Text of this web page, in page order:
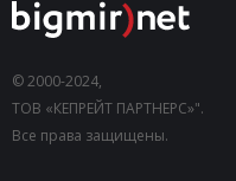
© 2000-2024,
ТОВ «КЕПРЕЙТ ПАРТНЕРС»".
Все права защищены.